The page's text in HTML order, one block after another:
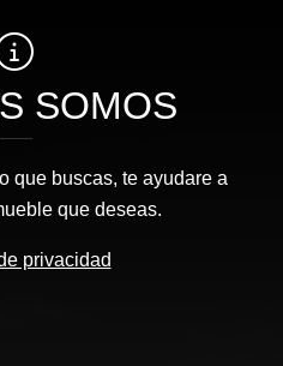
SOMOS
que buscas, te ayudare a
que deseas.
privacidad